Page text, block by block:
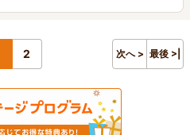
2 次へ > 最後 >|